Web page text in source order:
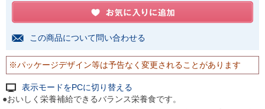
この商品について問い合わせる
※パッケージデザイン等は予告なく変更されることがあります
表示モードをPCに切り替える
●おいしく栄養補給できるバランス栄養食です。